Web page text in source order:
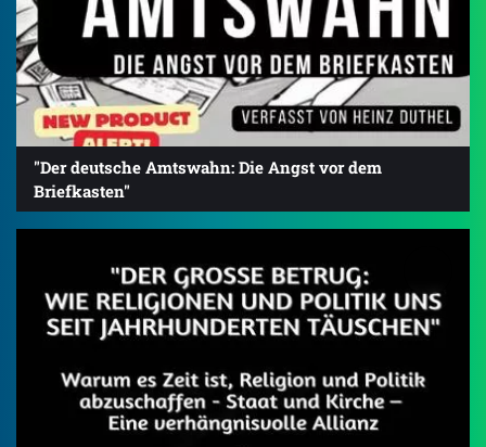
"Der deutsche Amtswahn: Die Angst vor dem
Briefkasten"